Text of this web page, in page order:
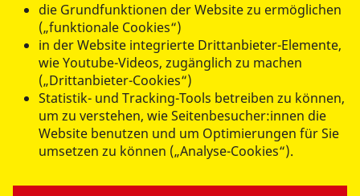
datenschutzkonform mitShariff
die Grundfunktionen der Website zu ermöglichen
(„funktionale Cookies“)
in der Website integrierte Drittanbieter-Elemente,
wie Youtube-Videos, zugänglich zu machen
(„Drittanbieter-Cookies“)
Statistik- und Tracking-Tools betreiben zu können,
um zu verstehen, wie Seitenbesucher:innen die
Website benutzen und um Optimierungen für Sie
umsetzen zu können („Analyse-Cookies“).